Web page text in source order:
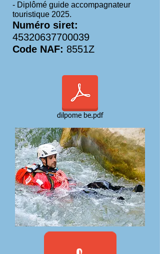
- Diplômé guide accompagnateur
touristique 2025.
Numéro siret:
45320637700039
Code NAF: 8551Z
dilpome be.pdf